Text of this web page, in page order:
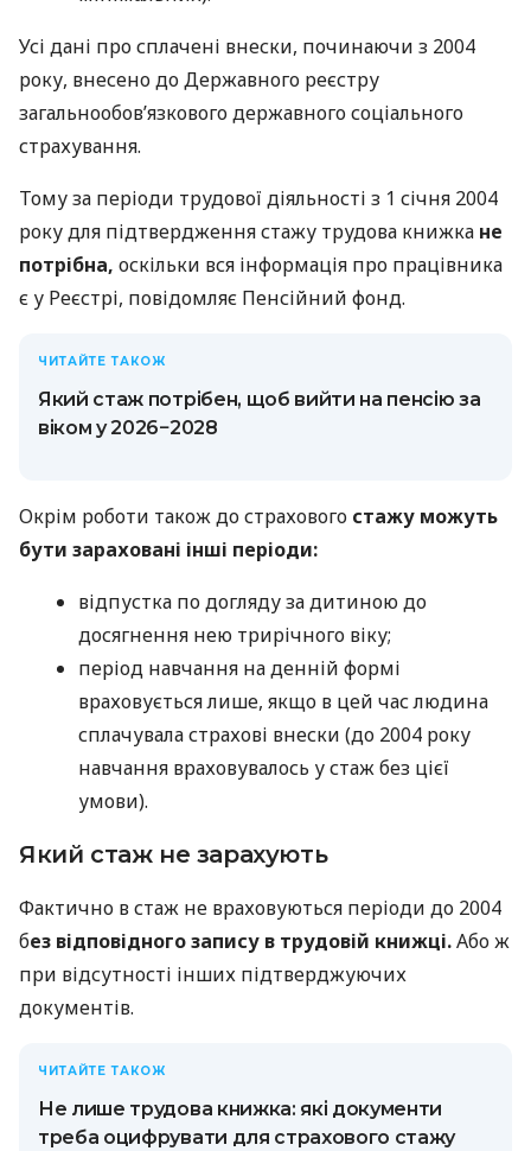
Усі дані про сплачені внески, починаючи з 2004
року, внесено до Державного реєстру
загальнообов’язкового державного соціального
страхування.
Тому за періоди трудової діяльності з 1 січня 2004
року для підтвердження стажу трудова книжка не
потрібна, оскільки вся інформація про працівника
є у Реєстрі, повідомляє Пенсійний фонд.
ЧИТАЙТЕ ТАКОЖ
Який стаж потрібен, щоб вийти на пенсію за
віком у 2026−2028
Окрім роботи також до страхового стажу можуть
бути зараховані інші періоди:
відпустка по догляду за дитиною до
досягнення нею трирічного віку;
період навчання на денній формі
враховується лише, якщо в цей час людина
сплачувала страхові внески (до 2004 року
навчання враховувалось у стаж без цієї
умови).
Який стаж не зарахують
Фактично в стаж не враховуються періоди до 2004
без відповідного запису в трудовій книжці.Або ж
при відсутності інших підтверджуючих
документів.
ЧИТАЙТЕ ТАКОЖ
Не лише трудова книжка: які документи
треба оцифрувати для страхового стажу